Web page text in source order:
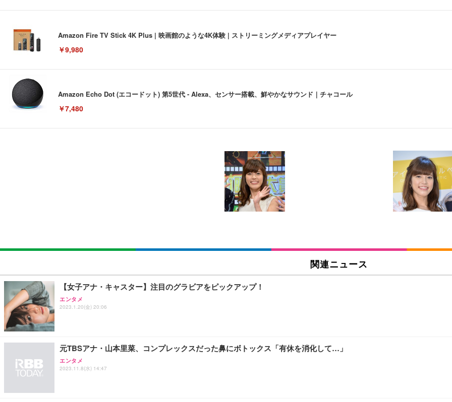
Amazon Fire TV Stick 4K Plus | 映画館のような4K体験 | ストリーミングメディアプレイヤー
￥9,980
Amazon Echo Dot (エコードット) 第5世代 - Alexa、センサー搭載、鮮やかなサウンド｜チャコール
￥7,480
[EdoErgo] オフィスチェア 椅子 テレワーク 疲れない 跳ね上げ式アームレスト コンパクト 約105度ロッキング pc 事務椅子 360度回
Sezlife オフィスチェア デスクチェア 疲れない テレワーク チェア 強化バックレスト 30度ロッキング機能 人間工学 椅子 腰サポー
ション PCチェア 通気性メッシュ ゲーミング/勉強/事務用 おしゃれ パソコンチェア (ブラック)
￥7,680
ション PCチェア 通気性メッシュ ゲーミング/勉強/事務用 おしゃれ パソコンチェア (ホワイト)
￥7,680
EIZO ビジネス向けプレミアムモニター | FlexScan EV3240X-WT | 31.5型4K UHD・USB Type-C・ホワイト
【純正品】27"ゲーミングモニター DualSense 充電フック付き（CFI-ZDM1J）
￥49,979
【整備済み品】Dell E2724HS 27インチ 液晶モニター フルHD（1920×1080）VA 非光沢 HDMI/DisplayPort/VGA スピーカー内蔵 高
￥15,800
Amazonベーシック ペットシーツ 薄型 レギュラー 1回使い捨て 無香料 ホワイト 300枚
ネオ・ルーライフ ネオ・オムツ L 中型犬用 26枚入り 単品
￥1,800
Smart Basic(スマートベーシック) 【Amazon.co.jp限定】 Smart Basic アイリスオーヤマ ペットシーツ 超厚型 お徳用 ワイド 100枚
￥3,670
関連ニュース
【女子アナ・キャスター】注目のグラビアをピックアップ！
エンタメ
2023.1.20(金) 20:06
元TBSアナ・山本里菜、コンプレックスだった鼻にボトックス「有休を消化して…」
エンタメ
2023.11.8(水) 14:47